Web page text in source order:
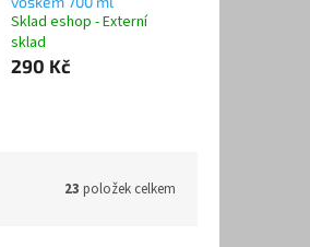
Sklad eshop - Externí
sklad
290 Kč
23 položek celkem